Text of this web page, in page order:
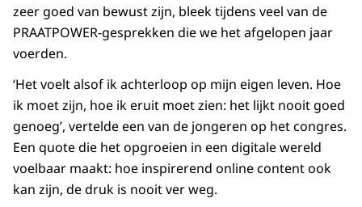
zeer goed van bewust zijn, bleek tijdens veel van de
PRAATPOWER-gesprekken die we het afgelopen jaar
voerden.
‘Het voelt alsof ik achterloop op mijn eigen leven. Hoe
ik moet zijn, hoe ik eruit moet zien: het lijkt nooit goed
genoeg’, vertelde een van de jongeren op het congres.
Een quote die het opgroeien in een digitale wereld
voelbaar maakt: hoe inspirerend online content ook
kan zijn, de druk is nooit ver weg.